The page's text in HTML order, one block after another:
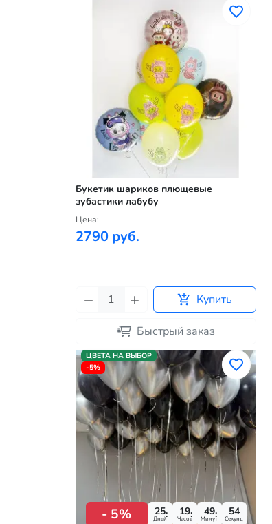
Букетик шариков плющевые
зубастики лабубу
Цена:
2790 руб.
Купить
Быстрый заказ
ЦВЕТА НА ВЫБОР
-5%
- 5% 25
Дней
19
Часов
49
Минут
52
Секунд